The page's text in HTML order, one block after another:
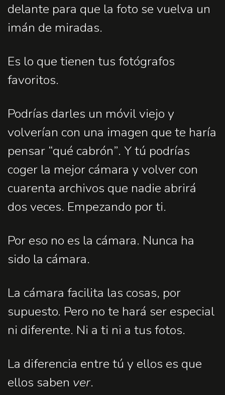
delante para que la foto se vuelva un
imán de miradas.
Es lo que tienen tus fotógrafos
favoritos.
Podrías darles un móvil viejo y
volverían con una imagen que te haría
pensar “qué cabrón”. Y tú podrías
coger la mejor cámara y volver con
cuarenta archivos que nadie abrirá
dos veces. Empezando por ti.
Por eso no es la cámara. Nunca ha
sido la cámara.
La cámara facilita las cosas, por
supuesto. Pero no te hará ser especial
ni diferente. Ni a ti ni a tus fotos.
La diferencia entre tú y ellos es que
ellos saben ver.